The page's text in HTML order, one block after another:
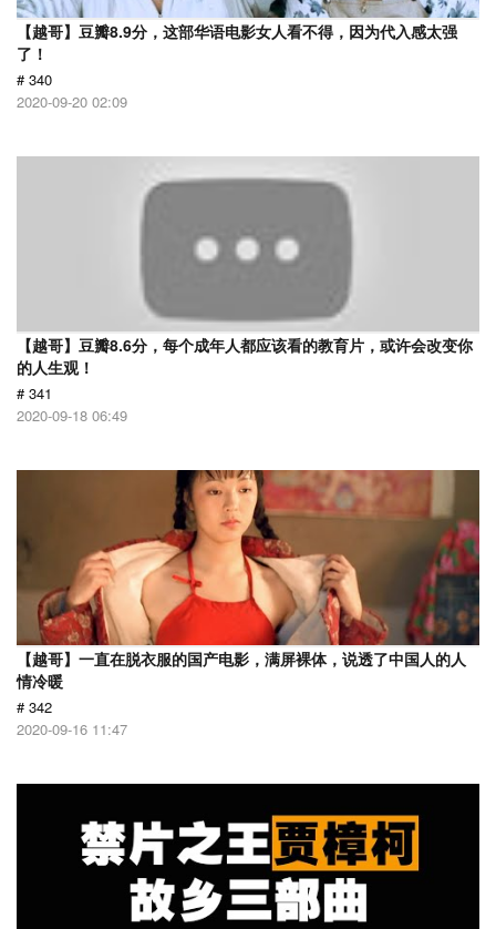
【越哥】豆瓣8.9分，这部华语电影女人看不得，因为代入感太强
了！
# 340
2020-09-20 02:09
【越哥】豆瓣8.6分，每个成年人都应该看的教育片，或许会改变你
的人生观！
# 341
2020-09-18 06:49
【越哥】一直在脱衣服的国产电影，满屏裸体，说透了中国人的人
情冷暖
# 342
2020-09-16 11:47